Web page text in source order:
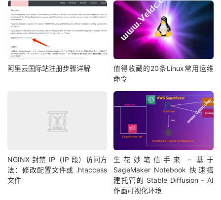
阿里云国际站注册步骤详解
值得收藏的20条Linux常用运维
命令
NGINX 封禁 IP（IP 段）访问方
法：修改配置文件或 .htaccess
文件
生花妙笔信手来 – 基于
SageMaker Notebook 快速搭
建托管的 Stable Diffusion – AI
作画可视化环境